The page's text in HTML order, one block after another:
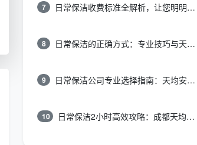
7 日常保洁收费标准全解析，让您明明白白消费
8 日常保洁的正确方式：专业技巧与天均安洁保洁服务全解析
9 日常保洁公司专业选择指南：天均安洁保洁服务全解析
10 日常保洁2小时高效攻略：成都天均安洁保洁专业时间管理方案